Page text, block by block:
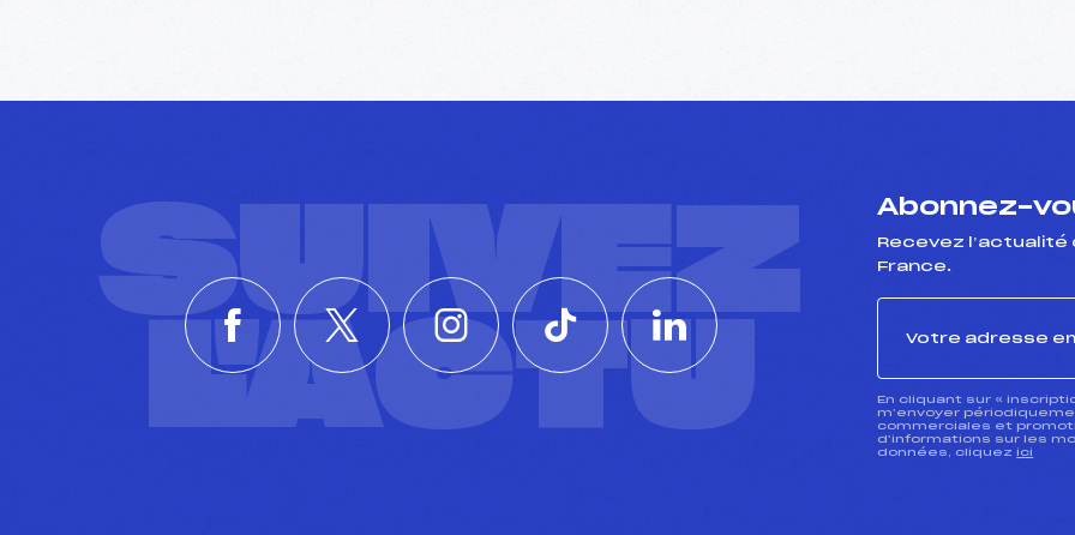
SUIVEZ
L'ACTU
Abonnez-
Recevez l’actualité
France.
En cliquant sur «
m’envoyer
commerciales et
d’informations sur les
données, cliquez ici